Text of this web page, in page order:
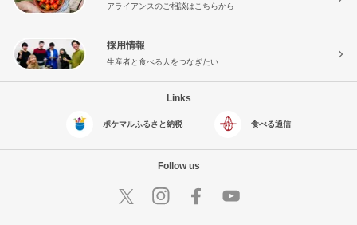
アライアンスのご相談はこちらから
採用情報
生産者と食べる人をつなぎたい
Links
ポケマルふるさと納税 食べる通信
Follow us